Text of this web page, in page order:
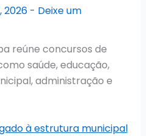
2026 - Deixe um
reúne concursos de
saúde, educação,
administração e
à estrutura municipal